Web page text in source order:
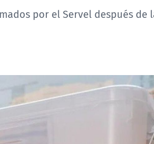
por el Servel después de